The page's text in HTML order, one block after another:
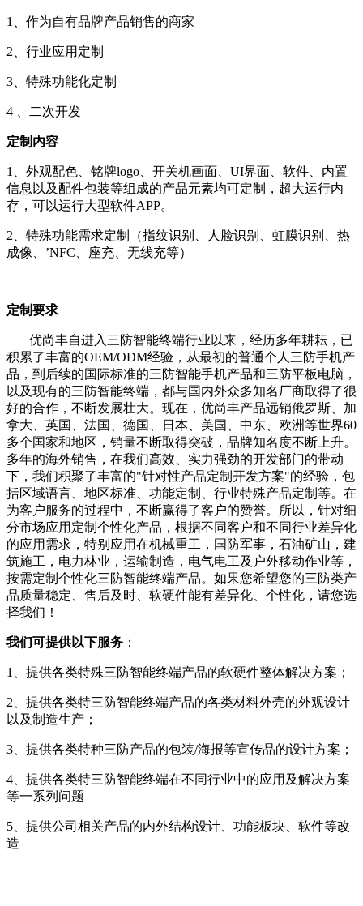
1、作为自有品牌产品销售的商家
2、行业应用定制
3、特殊功能化定制
4 、二次开发
定制内容
1、外观配色、铭牌logo、开关机画面、UI界面、软件、内置
信息以及配件包装等组成的产品元素均可定制，超大运行内
存，可以运行大型软件APP。
2、特殊功能需求定制（指纹识别、人脸识别、虹膜识别、热
成像、’NFC、座充、无线充等）
定制要求
优尚丰自进入三防智能终端行业以来，经历多年耕耘，已
积累了丰富的OEM/ODM经验，从最初的普通个人三防手机产
品，到后续的国际标准的三防智能手机产品和三防平板电脑，
以及现有的三防智能终端，都与国内外众多知名厂商取得了很
好的合作，不断发展壮大。现在，优尚丰产品远销俄罗斯、加
拿大、英国、法国、德国、日本、美国、中东、欧洲等世界60
多个国家和地区，销量不断取得突破，品牌知名度不断上升。
多年的海外销售，在我们高效、实力强劲的开发部门的带动
下，我们积聚了丰富的"针对性产品定制开发方案"的经验，包
括区域语言、地区标准、功能定制、行业特殊产品定制等。在
为客户服务的过程中，不断赢得了客户的赞誉。所以，针对细
分市场应用定制个性化产品，根据不同客户和不同行业差异化
的应用需求，特别应用在机械重工，国防军事，石油矿山，建
筑施工，电力林业，运输制造，电气电工及户外移动作业等，
按需定制个性化三防智能终端产品。如果您希望您的三防类产
品质量稳定、售后及时、软硬件能有差异化、个性化，请您选
择我们！
我们可提供以下服务 ：
1、提供各类特殊三防智能终端产品的软硬件整体解决方案；
2、提供各类特三防智能终端产品的各类材料外壳的外观设计
以及制造生产；
3、提供各类特种三防产品的包装/海报等宣传品的设计方案；
4、提供各类特三防智能终端在不同行业中的应用及解决方案
等一系列问题
5、提供公司相关产品的内外结构设计、功能板块、软件等改
造